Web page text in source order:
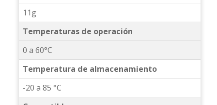
11g
Temperaturas de operación
0 a 60°C
Temperatura de almacenamiento
-20 a 85 °C